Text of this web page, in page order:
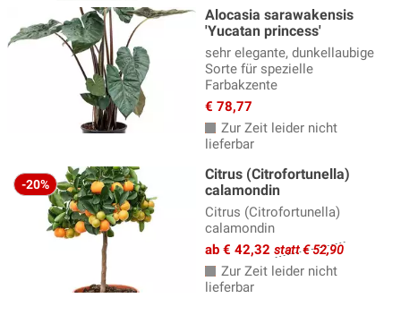
Alocasia sarawakensis
'Yucatan princess'
sehr elegante, dunkellaubige
Sorte für spezielle
Farbakzente
€ 78,77
Zur Zeit leider nicht
lieferbar
-20%
Citrus (Citrofortunella)
calamondin
Citrus (Citrofortunella)
calamondin
ab € 42,32 statt € 52,90
Zur Zeit leider nicht
lieferbar